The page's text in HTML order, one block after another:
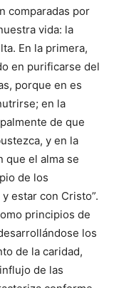
comparadas por
vida: la
En la primera,
en purificarse del
porque en es
en la
de que
y en la
que el alma se
de los
estar con Cristo”.
principios de
los
de la caridad,
de las